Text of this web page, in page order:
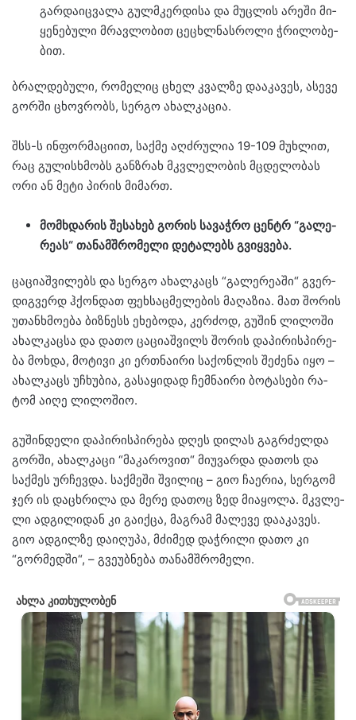
გარ­და­იც­ვა­ლა გულ­მკერ­დი­სა და მუც­ლის არე­ში მი­
ყე­ნე­ბუ­ლი მრავ­ლო­ბით ცე­ცხლნას­რო­ლი ჭრი­ლო­ბე­
ბით.
ბრალ­დე­ბუ­ლი, რო­მე­ლიც ცხელ კვალ­ზე და­ა­კა­ვეს, ასე­ვე
გორ­ში ცხოვ­რობს, სერ­გო ახალ­კა­ცია.
შსს-ს ინ­ფორ­მა­ცი­ით, საქ­მე აღ­ძრუ­ლია 19-109 მუხ­ლით,
რაც გუ­ლის­ხმობს გან­ზრახ მკვლე­ლო­ბის მცდე­ლო­ბას
ორი ან მეტი პი­რის მი­მართ.
მომ­ხდა­რის შე­სა­ხებ გო­რის სა­ვაჭ­რო ცენ­ტრ “გა­ლე­
რე­ას“ თა­ნამ­შრო­მე­ლი დე­ტა­ლებს გვიყ­ვე­ბა.
ცა­ცი­აშ­ვი­ლებს და სერ­გო ახალ­კაცს “გა­ლე­რე­ა­ში“ გვერ­
დიგ­ვერდ ჰქონ­დათ ფეხ­საც­მე­ლე­ბის მა­ღა­ზია. მათ შო­რის
უთან­ხმო­ე­ბა ბიზ­ნესს ეხე­ბო­და, კერ­ძოდ, გუ­შინ ლი­ლო­ში
ახალ­კაც­სა და დათო ცა­ცი­აშ­ვილს შო­რის და­პი­რის­პი­რე­
ბა მოხ­და, მო­ტი­ვი კი ერ­თნა­ი­რი სა­ქონ­ლის შე­ძე­ნა იყო –
ახალ­კაცს უჩხუ­ბია, გა­სა­ყი­დად ჩემ­ნა­ი­რი ბო­ტა­სე­ბი რა­
ტომ აიღე ლი­ლო­შიო.
გუ­შინ­დე­ლი და­პი­რის­პი­რე­ბა დღეს დი­ლას გაგ­რძელ­და
გორ­ში, ახალ­კა­ცი “მა­კა­რო­ვით“ მი­უ­ვარ­და და­თოს და
საქ­მეს ურ­ჩევ­და. საქ­მე­ში შვი­ლიც – გიო ჩა­ე­რია, სერ­გომ
ჯერ ის და­ცხრი­ლა და მერე და­თოც ზედ მი­ა­ყო­ლა. მკვლე­
ლი ად­გი­ლი­დან კი გა­იქ­ცა, მაგ­რამ მა­ლე­ვე და­ა­კა­ვეს.
გიო ად­გილ­ზე და­ი­ღუ­პა, მძი­მედ დაჭ­რი­ლი დათო კი
“გორ­მედ­ში“, – გვე­უბ­ნე­ბა თა­ნამ­შრო­მე­ლი.